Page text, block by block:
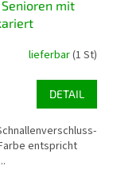
Senioren mit
lieferbar(1 St)
DETAIL
entspricht